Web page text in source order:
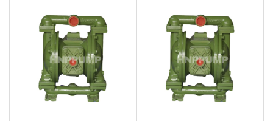
Thông số kỹ thuật Marathon
M15B1A1WABS000
Tên sản phẩm
Bơm màng Marathon
Marathon M15B1A1WABS000